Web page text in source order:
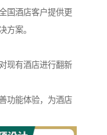
国酒店客户提供更
方案。
现有酒店进行翻新
功能体验，为酒店